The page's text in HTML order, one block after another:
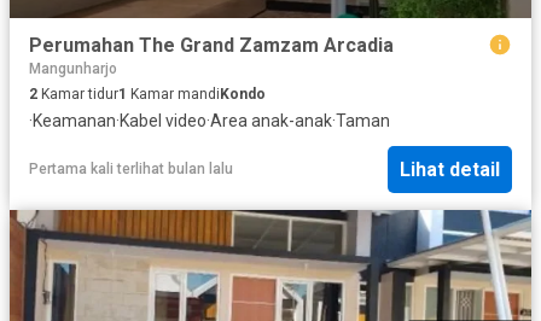
Perumahan The Grand Zamzam Arcadia
Mangunharjo
2 Kamar tidur1 Kamar mandiKondo
·Keamanan·Kabel video·Area anak-anak·Taman
Pertama kali terlihat bulan lalu Lihat detail